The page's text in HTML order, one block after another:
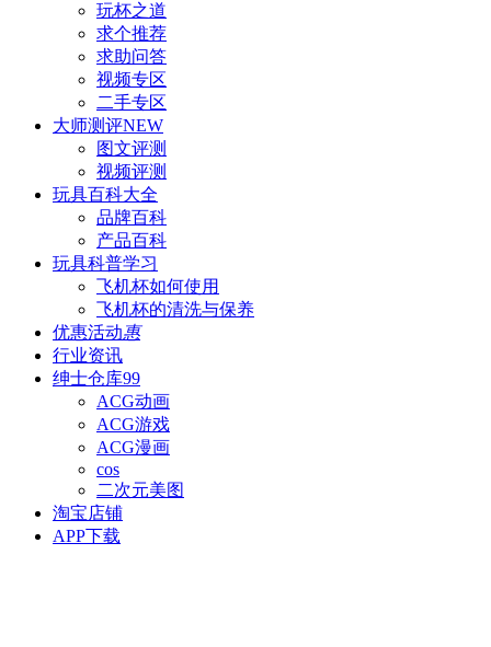
玩杯之道
求个推荐
求助问答
视频专区
二手专区
大师测评NEW
图文评测
视频评测
玩具百科大全
品牌百科
产品百科
玩具科普学习
飞机杯如何使用
飞机杯的清洗与保养
优惠活动惠
行业资讯
绅士仓库99
ACG动画
ACG游戏
ACG漫画
cos
二次元美图
淘宝店铺
APP下载